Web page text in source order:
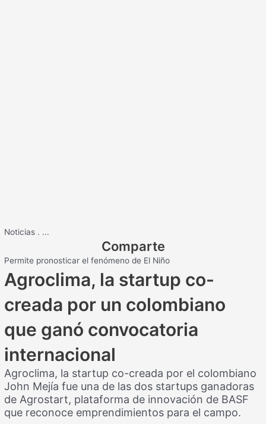
Noticias . ...
Comparte
Permite pronosticar el fenómeno de El Niño
Agroclima, la startup co-
creada por un colombiano
que ganó convocatoria
internacional
Agroclima, la startup co-creada por el colombiano
John Mejía fue una de las dos startups ganadoras
de Agrostart, plataforma de innovación de BASF
que reconoce emprendimientos para el campo.